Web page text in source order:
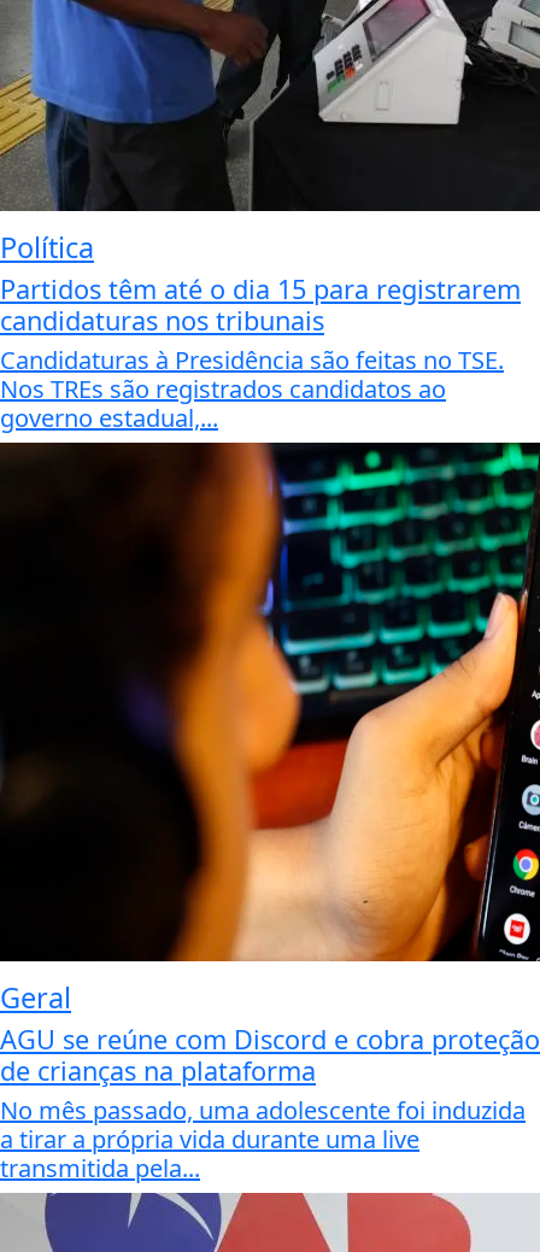
Política
Partidos têm até o dia 15 para registrarem
candidaturas nos tribunais
Candidaturas à Presidência são feitas no TSE.
Nos TREs são registrados candidatos ao
governo estadual,...
Geral
AGU se reúne com Discord e cobra proteção
de crianças na plataforma
No mês passado, uma adolescente foi induzida
a tirar a própria vida durante uma live
transmitida pela...